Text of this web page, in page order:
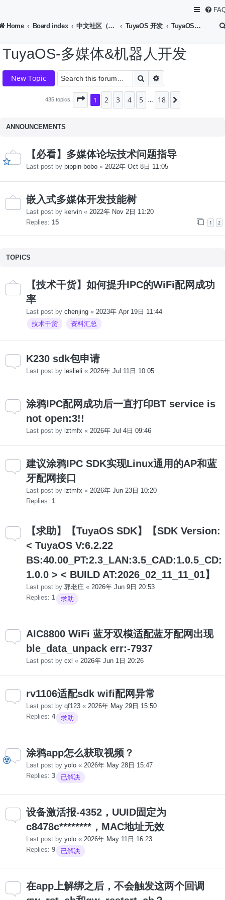
Home Board index 中文社区（Chinese Forum） TuyaOS 开发 TuyaOS-多媒体&机器人开发
TuyaOS-多媒体&机器人开发
New Topic Search
435 topics Page 1of18
1 2 3 4 5 18
ANNOUNCEMENTS
【必看】多媒体论坛技术问题指导
Last post by pippin-bobo « 2022年 Oct 8日 11:05
嵌入式多媒体开发技能树
Last post by kervin « 2022年 Nov 2日 11:20
Replies: 15 1 2
TOPICS
【技术干货】如何提升IPC的WiFi配网成功
率
Last post by chenjing « 2023年 Apr 19日 11:44
技术干货
资料汇总
K230 sdk包申请
Last post by leslieli « 2026年 Jul 11日 10:05
涂鸦IPC配网成功后一直打印BT service is
not open:3!!
Last post by lztmfx « 2026年 Jul 4日 09:46
建议涂鸦IPC SDK实现Linux通用的AP和蓝
牙配网接口
Last post by lztmfx « 2026年 Jun 23日 10:20
Replies: 1
【求助】【TuyaOS SDK】【SDK Version:
< TuyaOS V:6.2.22
BS:40.00_PT:2.3_LAN:3.5_CAD:1.0.5_CD:
1.0.0 > < BUILD AT:2026_02_11_11_01】
Last post by 郭老庄 « 2026年 Jun 9日 20:53
Replies: 1 求助
AIC8800 WiFi 蓝牙双模适配蓝牙配网出现
ble_data_unpack err:-7937
Last post by cxl « 2026年 Jun 1日 20:26
rv1106适配sdk wifi配网异常
Last post by qf123 « 2026年 May 29日 15:50
Replies: 4 求助
涂鸦app怎么获取视频？
Last post by yolo « 2026年 May 28日 15:47
Replies: 3 已解决
设备激活报-4352，UUID固定为
c8478c********，MAC地址无效
Last post by yolo « 2026年 May 11日 16:23
Replies: 9 已解决
在app上解绑之后，不会触发这两个回调